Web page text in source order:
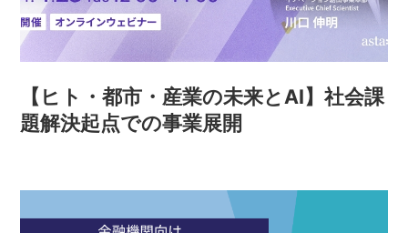
【ヒト・都市・産業の未来とAI】社会課
題解決起点での事業展開